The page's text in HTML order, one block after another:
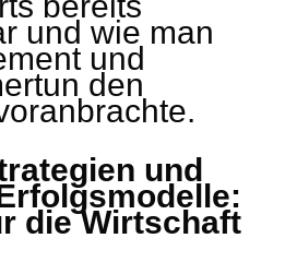
und wie man
und
den
und
die Wirtschaft